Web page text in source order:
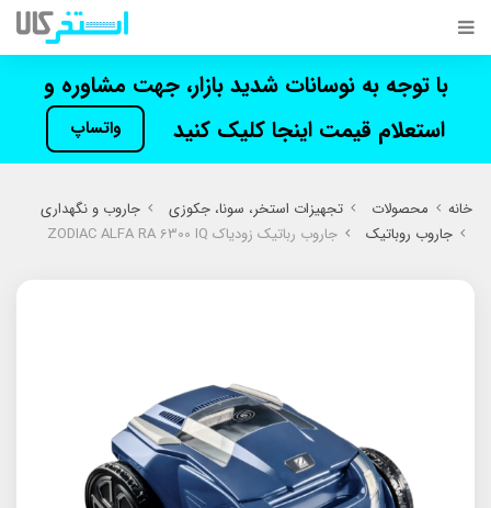
با توجه به نوسانات شدید بازار، جهت مشاوره و
استعلام قیمت اینجا کلیک کنید
واتساپ
خانه محصولات تجهیزات استخر، سونا، جکوزی
جاروب و نگهداری
جاروب روباتیک
جاروب رباتیک زودیاک ZODIAC ALFA RA 6300 IQ